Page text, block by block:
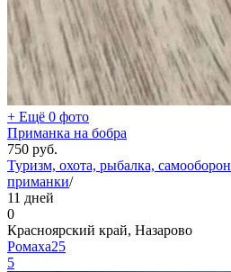
+ Ещё 0 фото
Приманка на бобра
750 руб.
Туризм, охота, рыбалка,
приманки/
11 дней
0
Красноярский край, Назарово
Ромаха25
5